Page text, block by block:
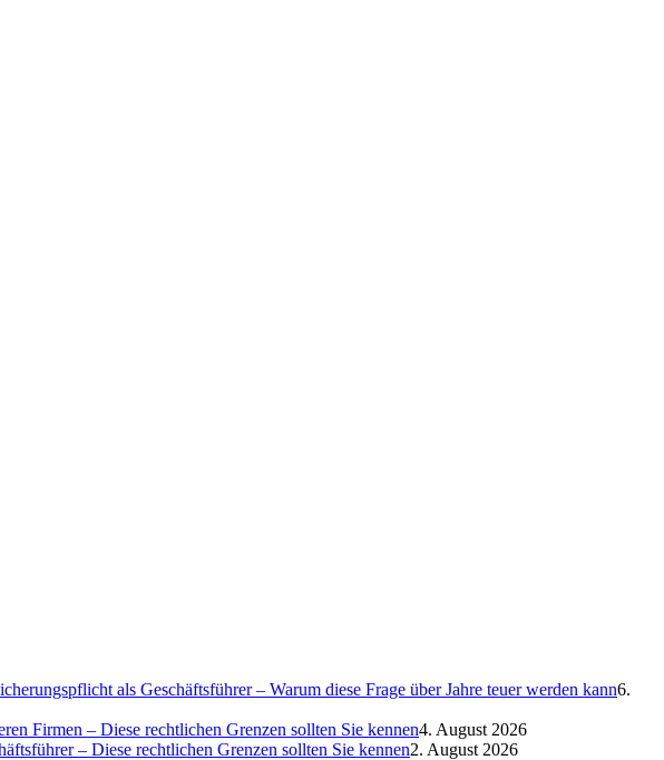
als Geschäftsführer – Warum diese Frage über Jahre teuer werden kann6.
Firmen – Diese rechtlichen Grenzen sollten Sie kennen4. August 2026
– Diese rechtlichen Grenzen sollten Sie kennen2. August 2026